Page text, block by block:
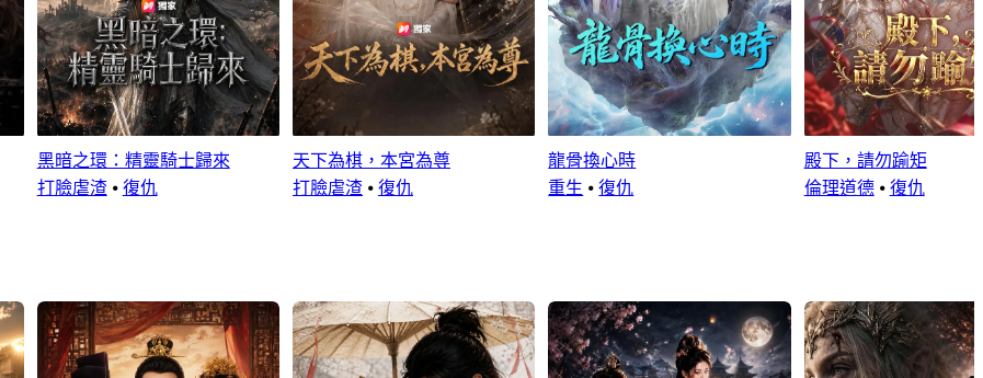
黑暗之環：精靈騎士歸來
打臉虐渣⦁ 復仇
天下為棋，本宮為尊
打臉虐渣⦁ 復仇
龍骨換心時
重生 ⦁復仇
殿下，請勿踰矩
倫理道德⦁ 復仇